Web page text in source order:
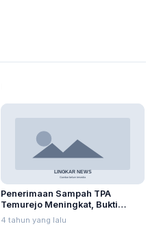
Penerimaan Sampah TPA
Temurejo Meningkat, Bukti
Masyarakat Blora Peduli
Kebersihan
4 tahun yang lalu